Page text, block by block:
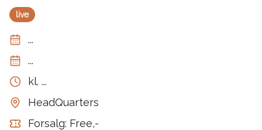
live
...
...
kl. ...
HeadQuarters
Forsalg: Free,-